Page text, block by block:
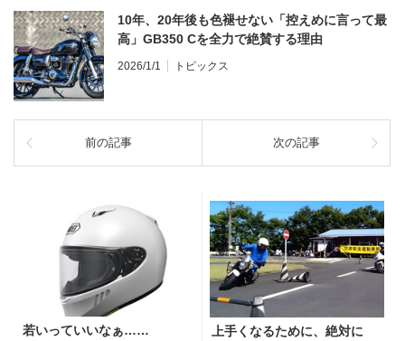
10年、20年後も色褪せない「控えめに言って最
高」GB350 Cを全力で絶賛する理由
2026/1/1 トピックス
前の記事 次の記事
若いっていいなぁ……
上手くなるために、絶対に